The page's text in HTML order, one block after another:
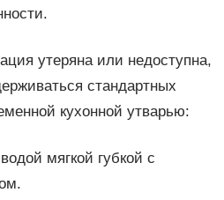
утеряна или недоступна,
стандартных
кухонной утварью:
мягкой губкой с